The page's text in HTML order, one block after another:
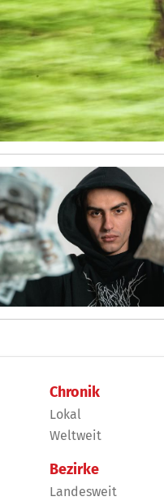
Chronik
Lokal
Weltweit
Bezirke
Landesweit